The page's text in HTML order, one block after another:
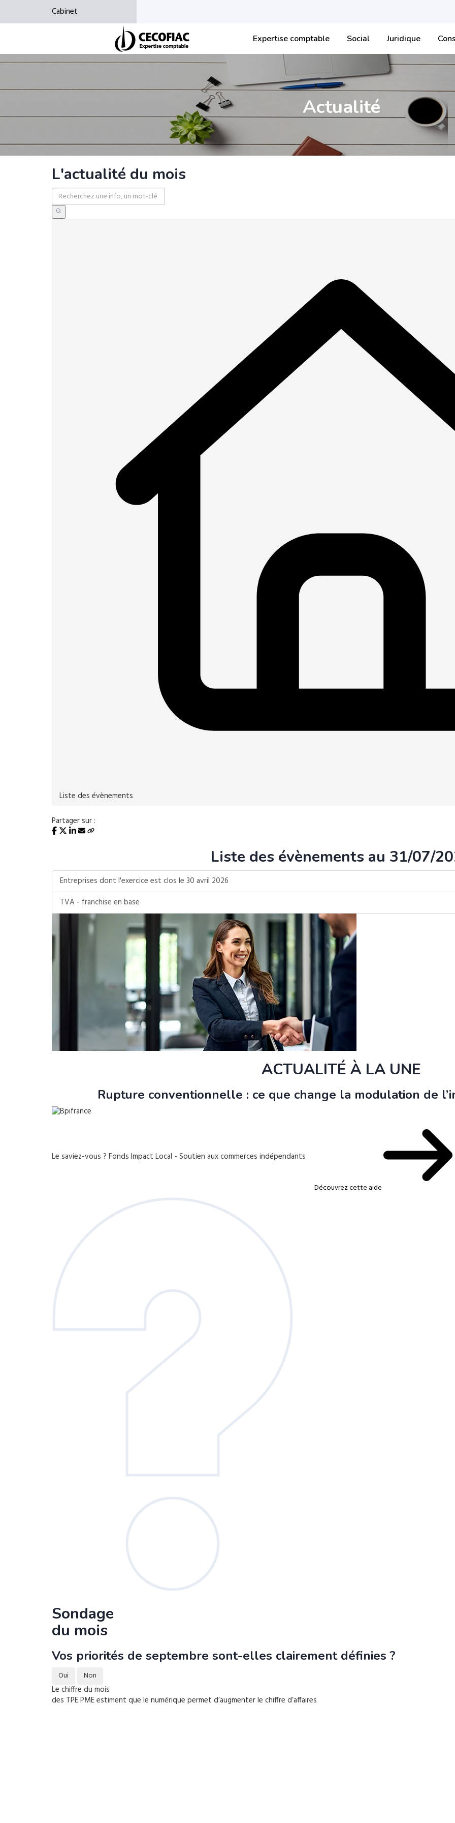
Cabinet
Expertise comptable Social Juridique
Actualité
L'actualité du mois
Liste des évènements
Partager sur :
Liste des évènements au 31/07/
Entreprises dont l'exercice est clos le 30 avril 2026
TVA - franchise en base
ACTUALITÉ À LA UNE
Rupture conventionnelle : ce que change la modulation de
Le saviez-vous ? Fonds Impact Local - Soutien aux commerces indépendants
Découvrez cette aide
Sondage
du mois
Vos priorités de septembre sont-elles clairement définies ?
Oui Non
Le chiffre du mois
des TPE PME estiment que le numérique permet d’augmenter le chiffre d’affaires